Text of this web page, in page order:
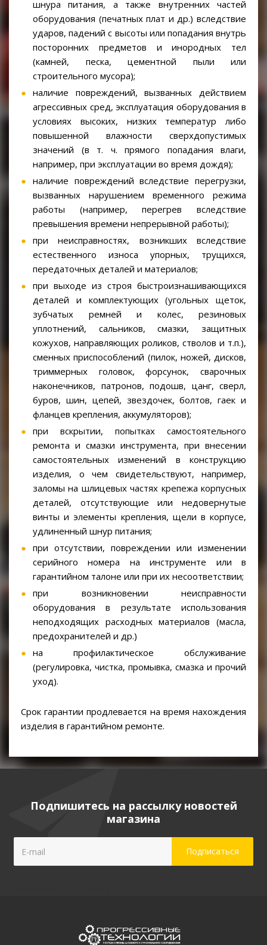
шнура питания, а также внутренних частей
оборудования (печатных плат и др.) вследствие
ударов, падений с высоты или попадания внутрь
посторонних предметов и инородных тел
(камней, песка, цементной пыли или
строительного мусора);
наличие повреждений, вызванных действием
агрессивных сред, эксплуатация оборудования в
условиях высоких, низких температур либо
повышенной влажности сверхдопустимых
значений (в т. ч. прямого попадания влаги,
например, при эксплуатации во время дождя);
наличие повреждений вследствие перегрузки,
вызванных нарушением временного режима
работы (например, перегрев вследствие
превышения времени непрерывной работы);
при неисправностях, возникших вследствие
естественного износа упорных, трущихся,
передаточных деталей и материалов;
при выходе из строя быстроизнашивающихся
деталей и комплектующих (угольных щеток,
зубчатых ремней и колес, резиновых
уплотнений, сальников, смазки, защитных
кожухов, направляющих роликов, стволов и т.п.),
сменных приспособлений (пилок, ножей, дисков,
триммерных головок, форсунок, сварочных
наконечников, патронов, подошв, цанг, сверл,
буров, шин, цепей, звездочек, болтов, гаек и
фланцев крепления, аккумуляторов);
при вскрытии, попытках самостоятельного
ремонта и смазки инструмента, при внесении
самостоятельных изменений в конструкцию
изделия, о чем свидетельствуют, например,
заломы на шлицевых частях крепежа корпусных
деталей, отсутствующие или недовернутые
винты и элементы крепления, щели в корпусе,
удлиненный шнур питания;
при отсутствии, повреждении или изменении
серийного номера на инструменте или в
гарантийном талоне или при их несоответствии;
при возникновении неисправности
оборудования в результате использования
неподходящих расходных материалов (масла,
предохранителей и др.)
на профилактическое обслуживание
(регулировка, чистка, промывка, смазка и прочий
уход).
Срок гарантии продлевается на время нахождения
изделия в гарантийном ремонте.
Подпишитесь на рассылку новостей
магазина